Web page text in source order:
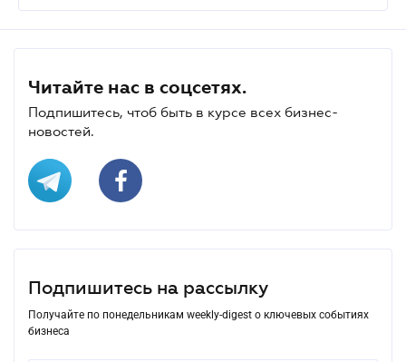
Читайте нас в соцсетях.
Подпишитесь, чтоб быть в курсе всех бизнес-
новостей.
Подпишитесь на рассылку
Получайте по понедельникам weekly-digest о ключевых событиях
бизнеса